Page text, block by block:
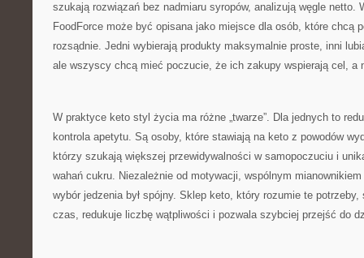
szukają rozwiązań bez nadmiaru syropów, analizują węgle netto.
FoodForce może być opisana jako miejsce dla osób, które chcą
rozsądnie. Jedni wybierają produkty maksymalnie proste, inni
ale wszyscy chcą mieć poczucie, że ich zakupy wspierają cel, a
W praktyce keto styl życia ma różne „twarze”. Dla jednych to
kontrola apetytu. Są osoby, które stawiają na keto z powodów
którzy szukają większej przewidywalności w samopoczuciu i
wahań cukru. Niezależnie od motywacji, wspólnym
wybór jedzenia był spójny. Sklep keto, który rozumie te
czas, redukuje liczbę wątpliwości i pozwala szybciej przejść do